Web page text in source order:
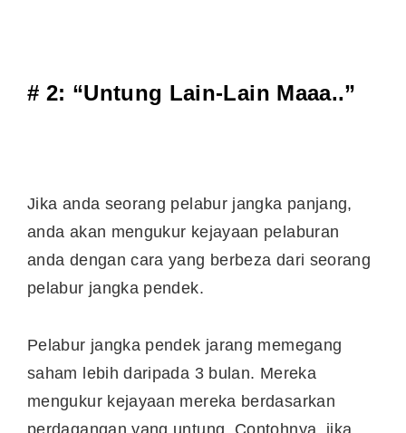
# 2: “Untung Lain-Lain Maaa..”
Jika anda seorang pelabur jangka panjang,
anda akan mengukur kejayaan pelaburan
anda dengan cara yang berbeza dari seorang
pelabur jangka pendek.
Pelabur jangka pendek jarang memegang
saham lebih daripada 3 bulan. Mereka
mengukur kejayaan mereka berdasarkan
perdagangan yang untung. Contohnya, jika